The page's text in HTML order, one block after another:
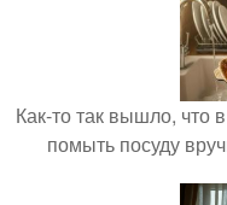
Как-то так вышло, что
помыть посуду